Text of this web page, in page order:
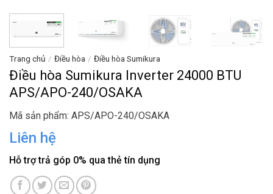
Trang chủ / Điều hòa / Điều hòa Sumikura
Điều hòa Sumikura Inverter 24000 BTU
APS/APO-240/OSAKA
Mã sản phẩm: APS/APO-240/OSAKA
Liên hệ
Hỗ trợ trả góp 0% qua thẻ tín dụng